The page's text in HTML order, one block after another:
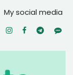
My social media